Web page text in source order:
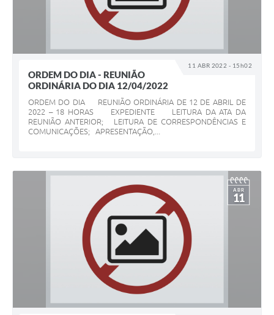
11 ABR 2022 - 15h02
ORDEM DO DIA - REUNIÃO
ORDINÁRIA DO DIA 12/04/2022
ORDEM DO DIA REUNIÃO ORDINÁRIA DE 12 DE ABRIL DE
2022 – 18 HORAS EXPEDIENTE LEITURA DA ATA DA
REUNIÃO ANTERIOR; LEITURA DE CORRESPONDÊNCIAS E
COMUNICAÇÕES; APRESENTAÇÃO,...
ABR
11